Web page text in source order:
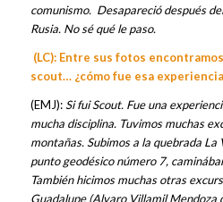
comunismo. Desapareció después
Rusia. No sé qué le paso.
(LC): Entre sus fotos
scout… ¿cómo fue esa
(EMJ):Si fui Scout. Fue una
mucha disciplina. Tuvimos muchas
montañas. Subimos a la quebrada La
punto geodésico número 7,
También hicimos muchas otras
Guadalupe (Alvaro Villamil Mendoza